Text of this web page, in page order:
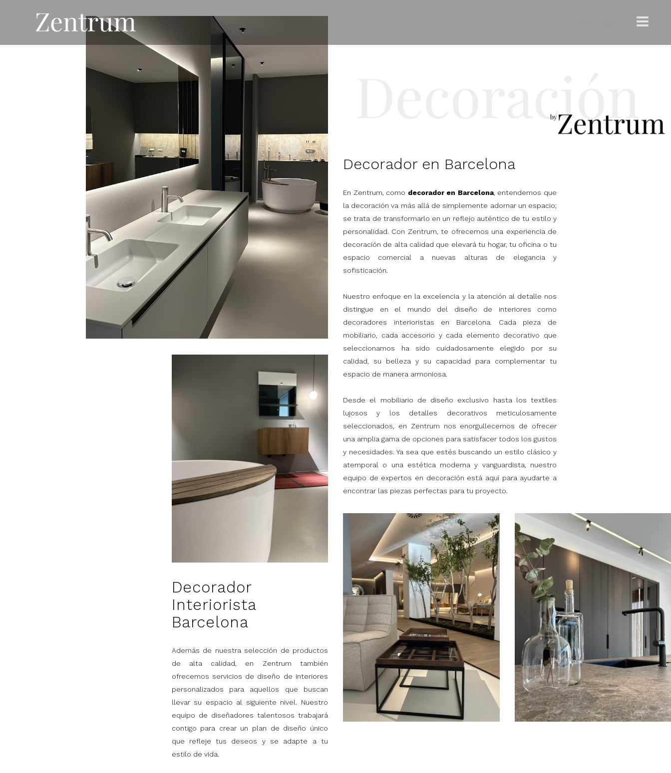
CAT
Decorador
Interiorista
Barcelona
Además de nuestra selección de productos
de alta calidad, en Zentrum también
ofrecemos servicios de diseño de interiores
personalizados para aquellos que buscan
llevar su espacio al siguiente nivel. Nuestro
equipo de diseñadores talentosos trabajará
contigo para crear un plan de diseño único
que refleje tus deseos y se adapte a tu
estilo de vida.
Decorador en Barcelona
En Zentrum, como decorador en Barcelona, entendemos que
la decoración va más allá de simplemente adornar un espacio;
se trata de transformarlo en un reflejo auténtico de tu estilo y
personalidad. Con Zentrum, te ofrecemos una experiencia de
decoración de alta calidad que elevará tu hogar, tu oficina o tu
espacio comercial a nuevas alturas de elegancia y
sofisticación.
Nuestro enfoque en la excelencia y la atención al detalle nos
distingue en el mundo del diseño de interiores como
decoradores interioristas en Barcelona. Cada pieza de
mobiliario, cada accesorio y cada elemento decorativo que
seleccionamos ha sido cuidadosamente elegido por su
calidad, su belleza y su capacidad para complementar tu
espacio de manera armoniosa.
Desde el mobiliario de diseño exclusivo hasta los textiles
lujosos y los detalles decorativos meticulosamente
seleccionados, en Zentrum nos enorgullecemos de ofrecer
una amplia gama de opciones para satisfacer todos los gustos
y necesidades. Ya sea que estés buscando un estilo clásico y
atemporal o una estética moderna y vanguardista, nuestro
equipo de expertos en decoración está aquí para ayudarte a
encontrar las piezas perfectas para tu proyecto.